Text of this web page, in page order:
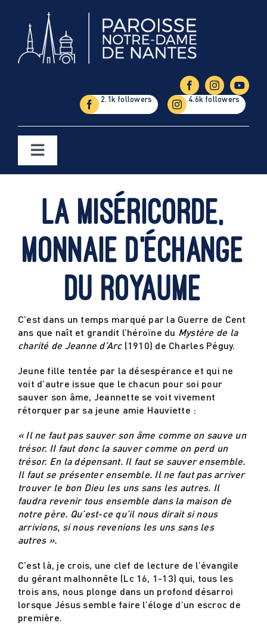
contenu
Toggle
Étapes de la vie
Vie paroissiale
Actualités
Contact
La miséricorde,
monnaie d’échange
du Royaume
C’est dans un temps marqué par la Guerre de Cent
ans que naît et grandit l’héroïne du Mystère de la
charité de Jeanne d’Arc (1910) de Charles Péguy.
Jeune fille tentée par la désespérance et qui ne
voit d’autre issue que le chacun pour soi pour
sauver son âme, Jeannette se voit vivement
rétorquer par sa jeune amie Hauviette :
« Il ne faut pas sauver son âme comme on sauve un
trésor. II faut donc la sauver comme on perd un
trésor. En la dépensant. Il faut se sauver ensemble.
Il faut se présenter ensemble. Il ne faut pas arriver
trouver le bon Dieu les uns sans les autres. Il
faudra revenir tous ensemble dans la maison de
notre père. Qu’est-ce qu’il nous dirait si nous
arrivions, si nous revenions les uns sans les
autres ».
C’est là, je crois, une clef de lecture de l’évangile
du gérant malhonnête (Lc 16, 1-13) qui, tous les
trois ans, nous plonge dans un profond désarroi
lorsque Jésus semble faire l’éloge d’un escroc de
première.